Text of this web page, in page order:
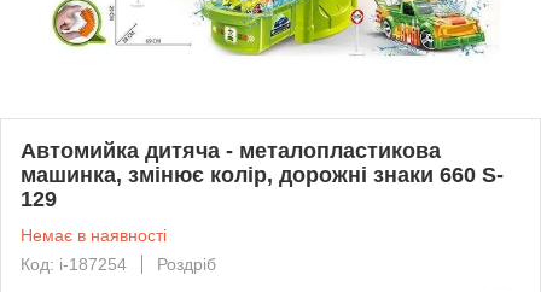
Автомийка дитяча - металопластикова
машинка, змінює колір, дорожні знаки 660 S-
129
Немає в наявності
Код: i-187254
Роздріб